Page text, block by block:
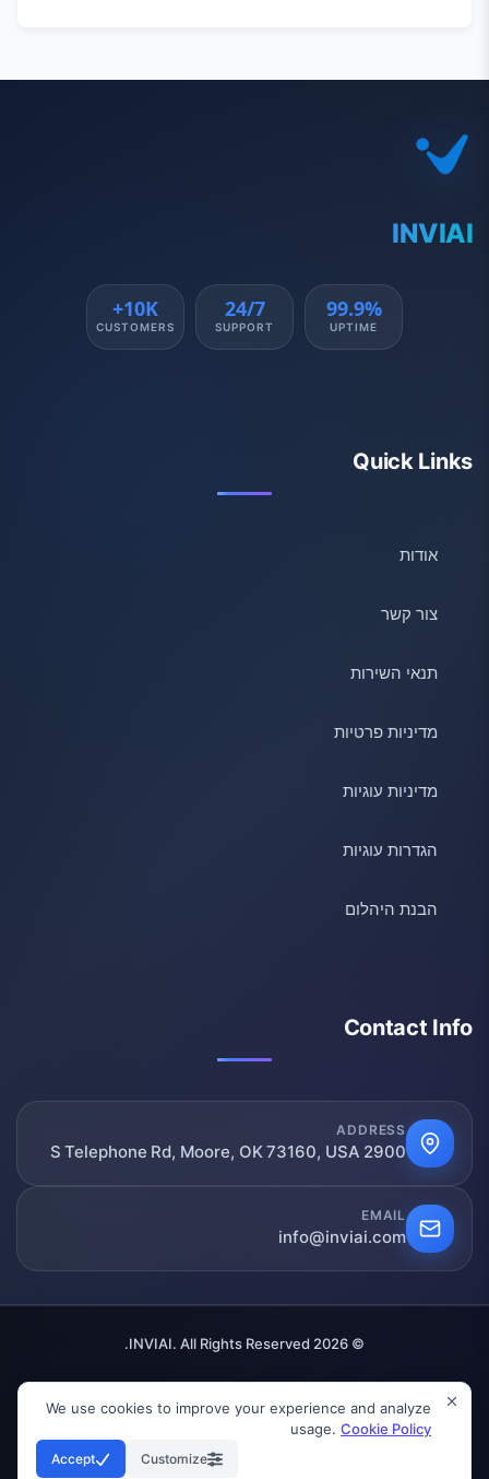
INVIAI
99.9%
UPTIME
24/7
SUPPORT
10K+
CUSTOMERS
Quick Links
אודות
צור קשר
תנאי השירות
מדיניות פרטיות
מדיניות עוגיות
הגדרות עוגיות
הבנת היהלום
Contact Info
ADDRESS
2900 S Telephone Rd, Moore, OK 73160, USA
EMAIL
info@inviai.com
© 2026 INVIAI. All Rights Reserved.
SSL Secured
Verified
GDPR Compliant
We use cookies to improve your experience and analyze
usage. Cookie Policy
Customize
Accept